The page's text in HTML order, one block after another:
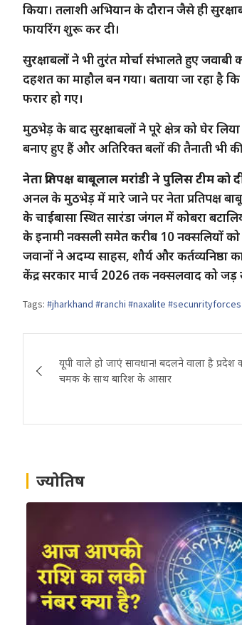
किया। तलाशी अभियान के दौरान जैसे ही
फायरिंग शुरू कर दी।
सुरक्षाबलों ने भी तुरंत मोर्चा संभालते हुए जवाबी
दहशत का माहौल बन गया। बताया जा रहा है
फरार हो गए।
मुठभेड़ के बाद सुरक्षाबलों ने पूरे क्षेत्र को घेर
बनाए हुए हैं और अतिरिक्त बलों की तैनाती भी
नेता प्रतिपक्ष बाबूलाल मरांडी ने पुलिस टीम को
अनल के मुठभेड़ में मारे जाने पर नेता प्रतिपक्ष
के चाईबासा स्थित सारंडा जंगल में कोबरा
के इनामी नक्सली समेत करीब 10 नक्सलियों
जवानों ने अदम्य साहस, शौर्य और कर्तव्यनिष्ठा
केंद्र सरकार मार्च 2026 तक नक्सलवाद को
Tags: #jharkhand #ranchi #naxalite #secunrityforces
navigation
यूपी वाले हो जाएं सावधान! बदलने वाला है
चमक के साथ बारिश के आसार
ज्योतिष